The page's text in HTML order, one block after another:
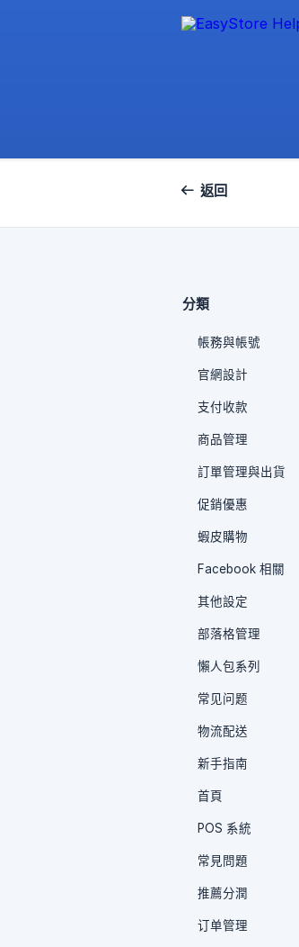
返回
分類
帳務與帳號
官網設計
支付收款
商品管理
訂單管理與出貨
促銷優惠
蝦皮購物
Facebook 相關
其他設定
部落格管理
懶人包系列
常见问题
物流配送
新手指南
首頁
POS 系統
常見問題
推薦分潤
订单管理